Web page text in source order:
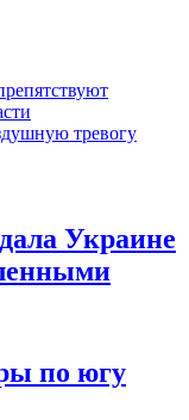
тревогу
Украине
по югу